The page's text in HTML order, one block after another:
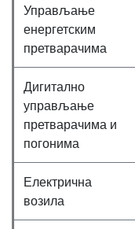
Управљање
енергетским
претварачима
Дигитално
управљање
претварачима и
погонима
Електрична
возила